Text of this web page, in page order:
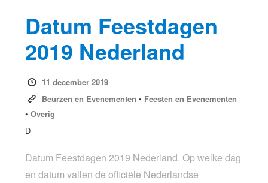
Datum Feestdagen
2019 Nederland
11 december 2019
Beurzen en Evenementen • Feesten en Evenementen
•Overig
D
Datum Feestdagen 2019 Nederland. Op welke dag
en datum vallen de officiële Nederlandse